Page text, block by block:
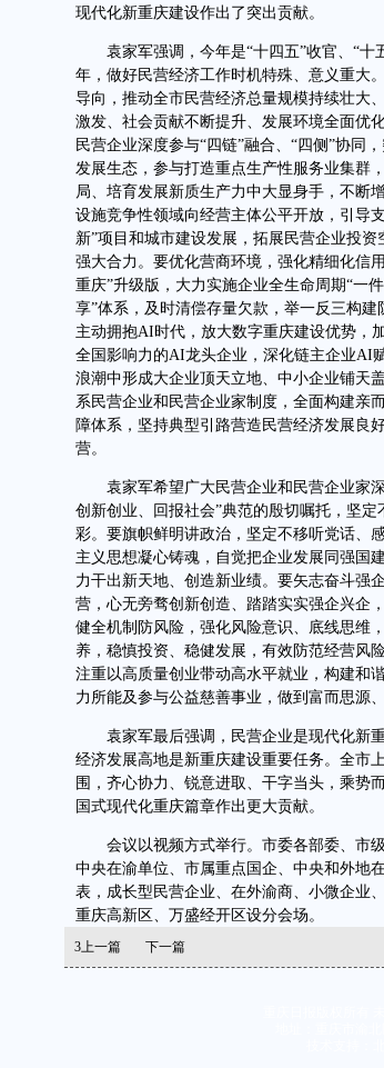
现代化新重庆建设作出了突出贡献。
袁家军强调，今年是“十四五”收官、“十
年，做好民营经济工作时机特殊、意义重大
导向，推动全市民营经济总量规模持续壮大
激发、社会贡献不断提升、发展环境全面优
民营企业深度参与“四链”融合、“四侧”协同
发展生态，参与打造重点生产性服务业集群
局、培育发展新质生产力中大显身手，不断
设施竞争性领域向经营主体公平开放，引导
新”项目和城市建设发展，拓展民营企业投
强大合力。要优化营商环境，强化精细化信
重庆”升级版，大力实施企业全生命周期“一
享”体系，及时清偿存量欠款，举一反三构
主动拥抱AI时代，放大数字重庆建设优势，
全国影响力的AI龙头企业，深化链主企业AI
浪潮中形成大企业顶天立地、中小企业铺天
系民营企业和民营企业家制度，全面构建亲
障体系，坚持典型引路营造民营经济发展良
营。
袁家军希望广大民营企业和民营企业家深
创新创业、回报社会”典范的殷切嘱托，坚
彩。要旗帜鲜明讲政治，坚定不移听党话、
主义思想凝心铸魂，自觉把企业发展同强国
力干出新天地、创造新业绩。要矢志奋斗强
营，心无旁骛创新创造、踏踏实实强企兴企
健全机制防风险，强化风险意识、底线思维
养，稳慎投资、稳健发展，有效防范经营风
注重以高质量创业带动高水平就业，构建和
力所能及参与公益慈善事业，做到富而思源、
袁家军最后强调，民营企业是现代化新重
经济发展高地是新重庆建设重要任务。全市
围，齐心协力、锐意进取、干字当头，乘势
国式现代化重庆篇章作出更大贡献。
会议以视频方式举行。市委各部委、市级
中央在渝单位、市属重点国企、中央和外地
表，成长型民营企业、在外渝商、小微企业
重庆高新区、万盛经开区设分会场。
3上一篇 下一篇